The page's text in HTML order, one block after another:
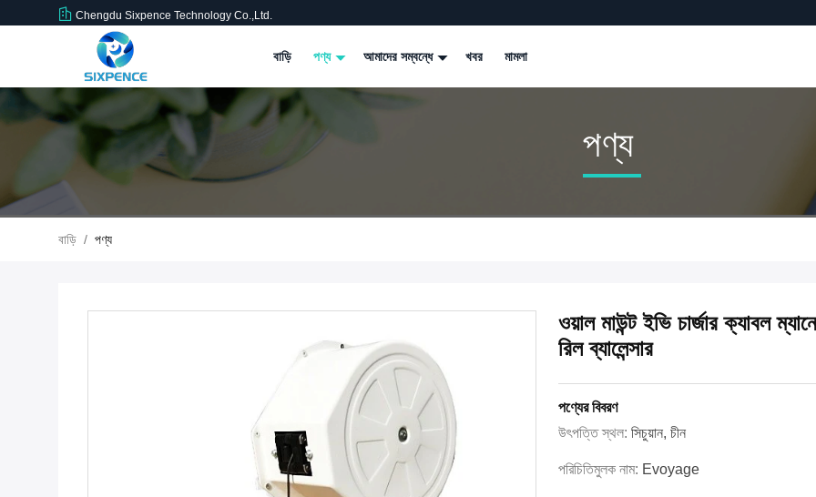
Chengdu Sixpence Technology Co.,Ltd.
বাড়ি পণ্য আমাদের সম্বন্ধে খবর মামলা
পণ্য
বাড়ি / পণ্য
ওয়াল মাউন্ট ইভি চার্জার ক্যাবল
রিল ব্যালেন্সার
পণ্যের বিবরণ
উৎপত্তি স্থল: সিচুয়ান, চীন
পরিচিতিমুলক নাম: Evoyage